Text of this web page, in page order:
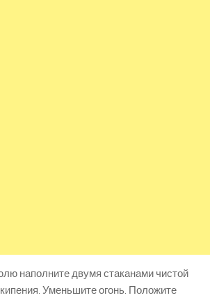
наполните двумя стаканами чистой
Уменьшите огонь. Положите